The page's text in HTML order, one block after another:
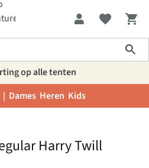
op alle tenten
| Dames Heren Kids
Harry Twill